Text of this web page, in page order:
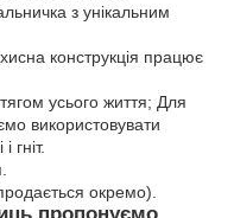
з унікальним
конструкція працює
усього життя; Для
використовувати
гніт.
окремо).